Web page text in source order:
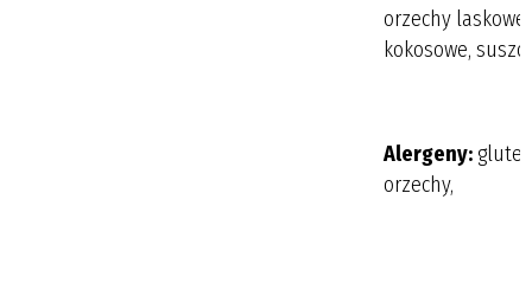
orzechy
kokosowe,
Alergeny:
orzechy,